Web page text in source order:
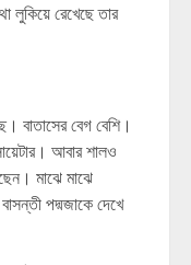
লুকিয়ে রেখেছে তার
বাতাসের বেগ বেশি।
আবার শালও
মাঝে মাঝে
পদ্মজাকে দেখে